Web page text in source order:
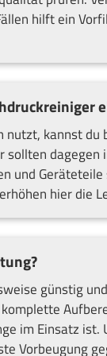
hilft ein
kannst
und
hier die
günstig
im Einsatz
Vorbeugung